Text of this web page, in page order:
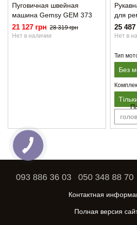
Пуговичная швейная
машина Gemsy GEM 373
21 127 грн 28 319 грн
Нет в наличии
для
25 487
Нет в
Тип
Без
093 886 36 03 050 348 88 70
Контактная
Полная версия